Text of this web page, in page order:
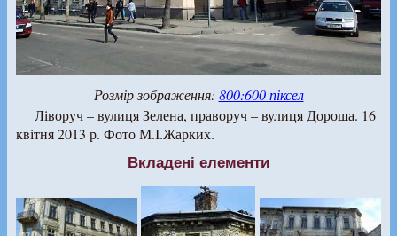
Розмір зображення: 800:600 піксел
Ліворуч – вулиця Зелена, праворуч – вулиця Дороша. 16
квітня 2013 р. Фото М.І.Жарких.
Вкладені елементи